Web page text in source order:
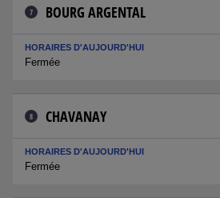
7 BOURG ARGENTAL
HORAIRES D'AUJOURD'HUI
Fermée
8 CHAVANAY
HORAIRES D'AUJOURD'HUI
Fermée